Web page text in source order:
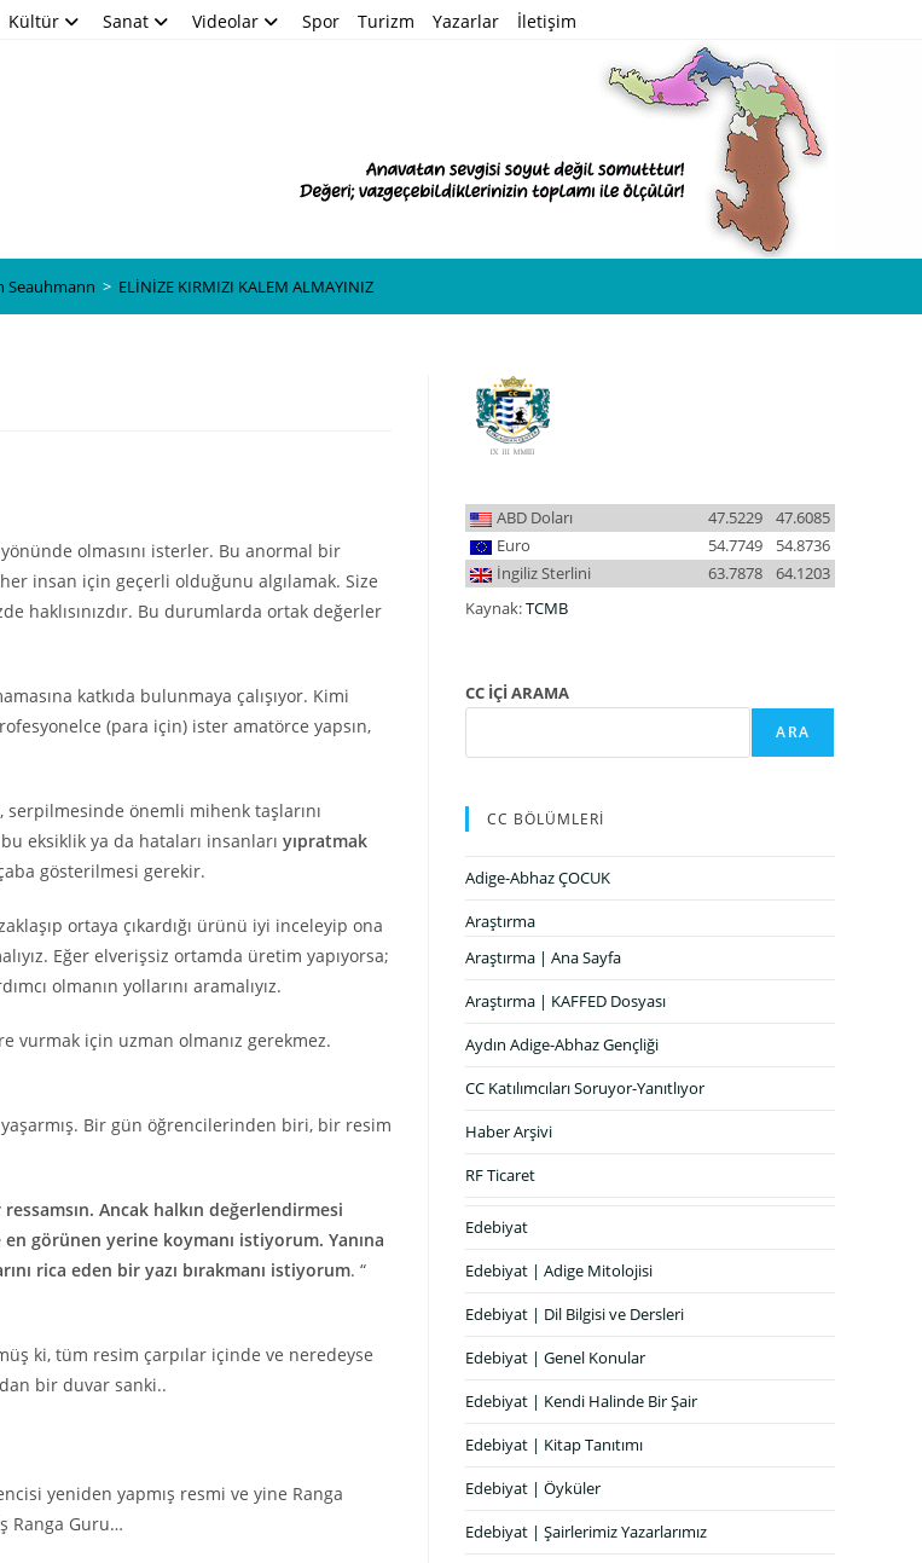
Kültür Sanat Videolar Spor Turizm Yazarlar İletişim
Seauhmann > ELİNİZE KIRMIZI KALEM ALMAYINIZ
olmasını isterler. Bu anormal bir
insan için geçerli olduğunu algılamak. Size
haklısınızdır. Bu durumlarda ortak değerler
katkıda bulunmaya çalışıyor. Kimi
(para için) ister amatörce yapsın,
serpilmesinde önemli mihenk taşlarını
eksiklik ya da hataları insanları yıpratmak
gösterilmesi gerekir.
ortaya çıkardığı ürünü iyi inceleyip ona
Eğer elverişsiz ortamda üretim yapıyorsa;
olmanın yollarını aramalıyız.
vurmak için uzman olmanız gerekmez.
Bir gün öğrencilerinden biri, bir resim
Ancak halkın değerlendirmesi
görünen yerine koymanı istiyorum. Yanına
rica eden bir yazı bırakmanı istiyorum. “
ki, tüm resim çarpılar içinde ve neredeyse
bir duvar sanki..
yeniden yapmış resmi ve yine Ranga
Ranga Guru…
ABD Doları 47.6085
47.5229
Euro
54.8736
54.7749
İngiliz Sterlini
64.1203
63.7878
Kaynak:TCMB
CC İÇİ ARAMA
ARA
CC BÖLÜMLERİ
Adige-Abhaz ÇOCUK
Araştırma
Araştırma | Ana Sayfa
Araştırma | KAFFED Dosyası
Aydın Adige-Abhaz Gençliği
CC Katılımcıları Soruyor-Yanıtlıyor
Haber Arşivi
RF Ticaret
Edebiyat
Edebiyat | Adige Mitolojisi
Edebiyat | Dil Bilgisi ve Dersleri
Edebiyat | Genel Konular
Edebiyat | Kendi Halinde Bir Şair
Edebiyat | Kitap Tanıtımı
Edebiyat | Öyküler
Edebiyat | Şairlerimiz Yazarlarımız